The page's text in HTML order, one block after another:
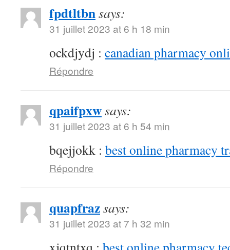
fpdtltbnsays:
31 juillet 2023 at 6 h 18 min
ockdjydj : canadian pharmacy
Répondre
qpaifpxwsays:
31 juillet 2023 at 6 h 54 min
bqejjokk : best online pharmacy
Répondre
quapfrazsays:
31 juillet 2023 at 7 h 32 min